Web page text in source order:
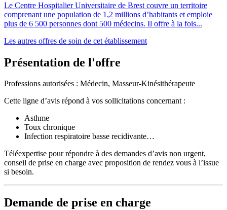
Le Centre Hospitalier Universitaire de Brest couvre un territoire
comprenant une population de 1,2 millions d’habitants et emploie
plus de 6 500 personnes dont 500 médecins. Il offre à la fois...
Les autres offres de soin de cet établissement
Présentation de l'offre
Professions autorisées : Médecin, Masseur-Kinésithérapeute
Cette ligne d’avis répond à vos sollicitations concernant :
Asthme
Toux chronique
Infection respiratoire basse recidivante…
Téléexpertise pour répondre à des demandes d’avis non urgent,
conseil de prise en charge avec proposition de rendez vous à l’issue
si besoin.
Demande de prise en charge